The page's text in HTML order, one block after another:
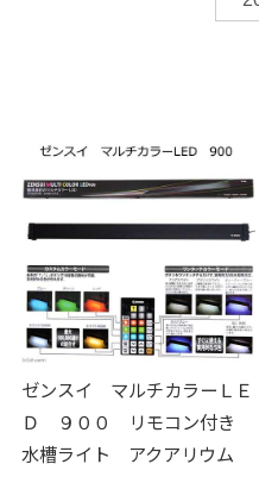
関連商品
ゼンスイ マルチカラーＬＥ
Ｄ ９００ リモコン付き
水槽ライト アクアリウム